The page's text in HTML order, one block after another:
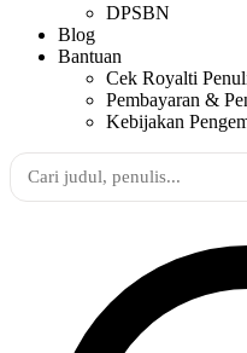
DPSBN
Blog
Bantuan
Cek Royalti
Pembayaran &
Kebijakan